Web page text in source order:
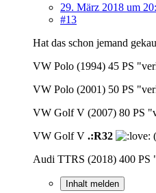
29. März 2018 um
#13
Hat das schon jemand
VW Polo (1994) 45 PS
VW Polo (2001) 50 PS
VW Golf V (2007) 80 PS
VW Golf V .:R32
Audi TTRS (2018) 400 PS
Inhalt melden